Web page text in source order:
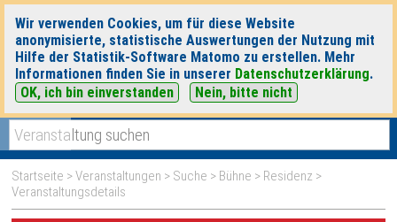
Wir verwenden Cookies, um für diese Website
anonymisierte, statistische Auswertungen der Nutzung mit
Hilfe der Statistik-Software Matomo zu erstellen. Mehr
Informationen finden Sie in unserer Datenschutzerklärung.
OK, ich bin einverstanden
Nein, bitte nicht
heute|morgen|
Startseite >Veranstaltungen > Suche > Bühne > Residenz >
Veranstaltungsdetails